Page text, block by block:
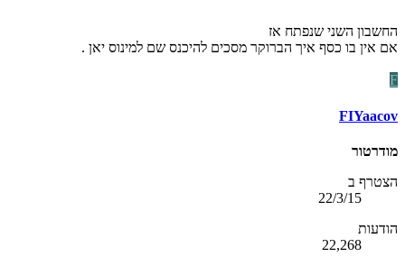
החשבון השני שנפתח אז
אם אין בו כסף איך הברוקר מסכים להיכנס שם למינוס יאן .
F
FIYaacov
מודרטור
הצטרף ב
22/3/15
הודעות
22,268